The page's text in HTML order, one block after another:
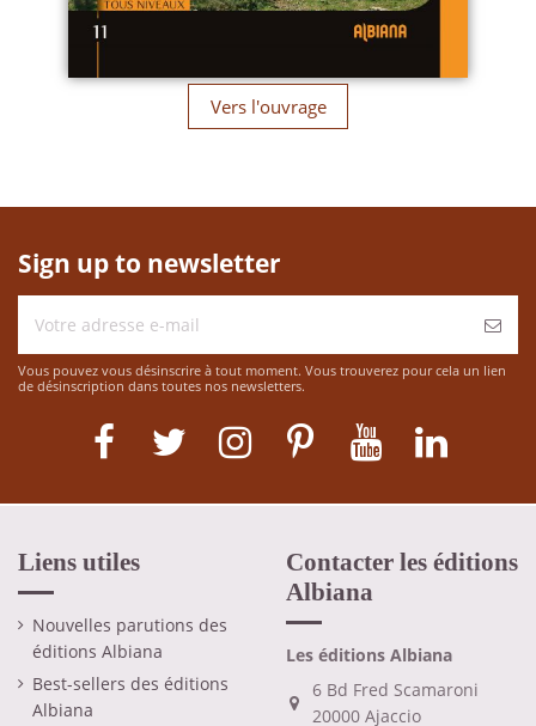
Vers l'ouvrage
Sign up to newsletter
Vous pouvez vous désinscrire à tout moment. Vous trouverez pour cela un lien
de désinscription dans toutes nos newsletters.
Liens utiles
Nouvelles parutions des
éditions Albiana
Best-sellers des éditions
Albiana
Contacter les éditions
Albiana
Les éditions Albiana
6 Bd Fred Scamaroni
20000 Ajaccio